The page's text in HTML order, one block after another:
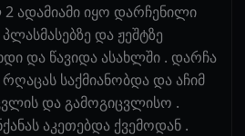
ადამიამი იყო დარჩენილი
და ჟეშტზე
და წავიდა ასახლში . დარჩა
საქმიანობდა და აჩიმ
და გამოგიცვლისო .
აკეთებდა ქვემოდან .